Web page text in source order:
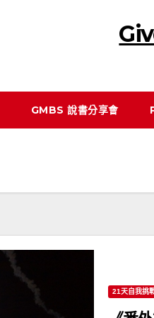
GMBS 說書分享會
21天自我挑